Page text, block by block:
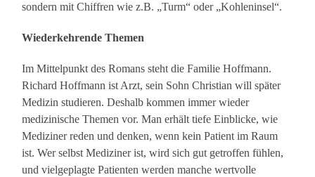
sondern mit Chiffren wie z.B. „Turm“ oder „Kohleninsel“.
Wiederkehrende Themen
Im Mittelpunkt des Romans steht die Familie Hoffmann.
Richard Hoffmann ist Arzt, sein Sohn Christian will später
Medizin studieren. Deshalb kommen immer wieder
medizinische Themen vor. Man erhält tiefe Einblicke, wie
Mediziner reden und denken, wenn kein Patient im Raum
ist. Wer selbst Mediziner ist, wird sich gut getroffen fühlen,
und vielgeplagte Patienten werden manche wertvolle